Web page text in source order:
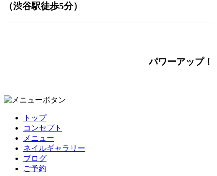
（渋谷駅徒歩5分）
パワーアップ！
トップ
コンセプト
メニュー
ネイルギャラリー
ブログ
ご予約